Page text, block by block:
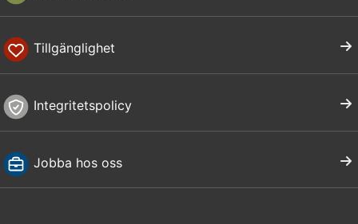
Tillgänglighet
Integritetspolicy
Jobba hos oss